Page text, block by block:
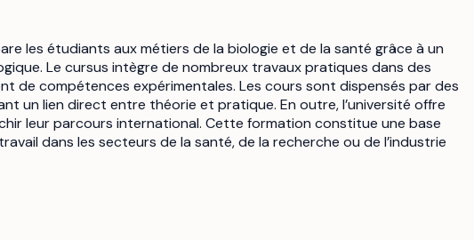
les étudiants aux métiers de la biologie et de la santé grâce à un
Le cursus intègre de nombreux travaux pratiques dans des
de compétences expérimentales. Les cours sont dispensés par des
un lien direct entre théorie et pratique. En outre, l’université offre
leur parcours international. Cette formation constitue une base
dans les secteurs de la santé, de la recherche ou de l’industrie